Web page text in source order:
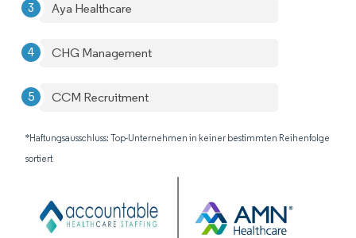
Aya Healthcare
CHG Management
CCM Recruitment
*Haftungsausschluss: Top-Unternehmen in keiner bestimmten Reihenfolge
sortiert